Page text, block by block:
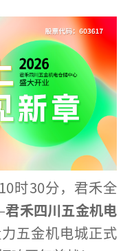
时30分，君禾全
君禾四川五金机电
五金机电城正式